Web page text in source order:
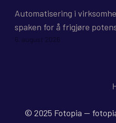
Automatisering i
spaken for å frigjøre
6. august 2026
© 2025 Fotopia --